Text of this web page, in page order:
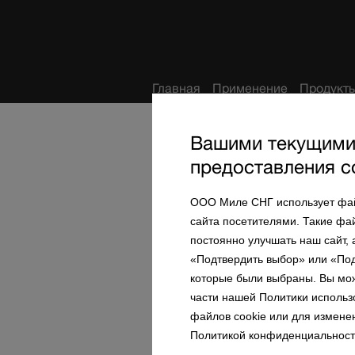
Свяжитесь с нами
Связаться по телефону
Единый центр обслуживания клиентов
Телефон: 8 (800) 080 53 33 (звонок по
территории Казахстана бесплатный)
Пн.-Пт.: с 9:00 до 18:00
Адрес центрального офиса:
ТОО «Миле» 050060, г. Алматы, ул.
Главная Применение
Вашими
предоставления
ООО Миле СНГ использует
сайта посетителями. Такие
постоянно улучшать наш
«Подтвердить выбор» или
которые были выбраны. Вы
части нашей Политики
файлов cookie или для
Политикой